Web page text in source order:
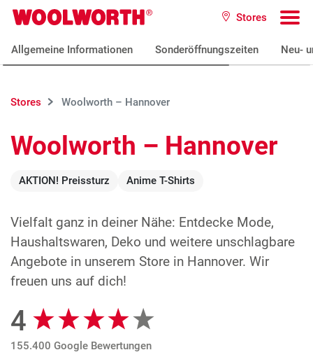
Zum Hauptinhalt
Woolworth GmbH Stores
Allgemeine Informationen Sonderöffnungszeiten Neu-
Stores Woolworth – Hannover
Woolworth – Hannover
AKTION! Preissturz Anime T-Shirts
Vielfalt ganz in deiner Nähe: Entdecke Mode,
Haushaltswaren, Deko und weitere unschlagbare
Angebote in unserem Store in Hannover. Wir
freuen uns auf dich!
Google Bewertungen
4
155.400 Google Bewertungen